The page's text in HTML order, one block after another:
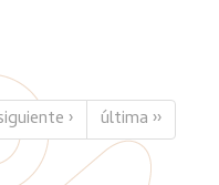
› última ››